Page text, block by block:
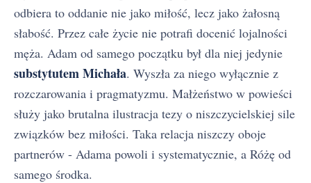
odbiera to oddanie nie jako miłość, lecz jako żałosną
słabość. Przez całe życie nie potrafi docenić lojalności
męża. Adam od samego początku był dla niej jedynie
substytutem Michała. Wyszła za niego wyłącznie z
rozczarowania i pragmatyzmu. Małżeństwo w powieści
służy jako brutalna ilustracja tezy o niszczycielskiej sile
związków bez miłości. Taka relacja niszczy oboje
partnerów - Adama powoli i systematycznie, a Różę od
samego środka.